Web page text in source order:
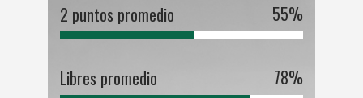
2 puntos promedio 55%
Libres promedio 78%